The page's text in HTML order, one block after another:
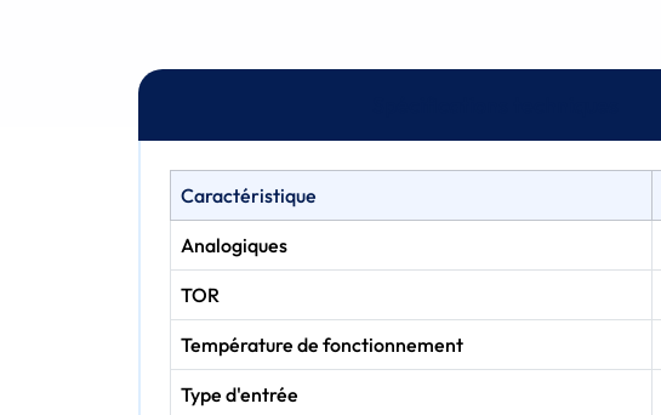
Caractéristique
Analogiques
TOR
Température de fonctionnement
Type d'entrée